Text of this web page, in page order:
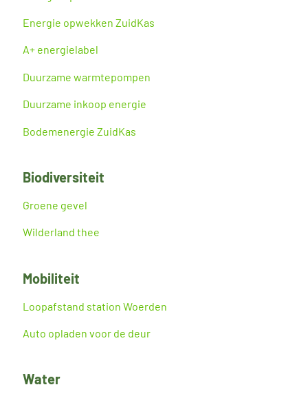
Energie opwekken ZuidKas
A+ energielabel
Duurzame warmtepompen
Duurzame inkoop energie
Bodemenergie ZuidKas
Biodiversiteit
Groene gevel
Wilderland thee
Mobiliteit
Loopafstand station Woerden
Auto opladen voor de deur
Water